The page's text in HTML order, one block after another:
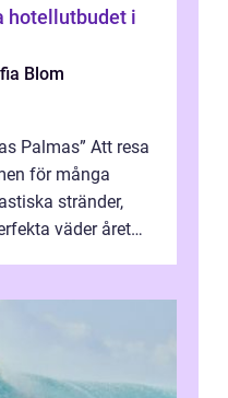
hotellutbudet i
Blom
Palmas” Att resa
för många
stränder,
väder året